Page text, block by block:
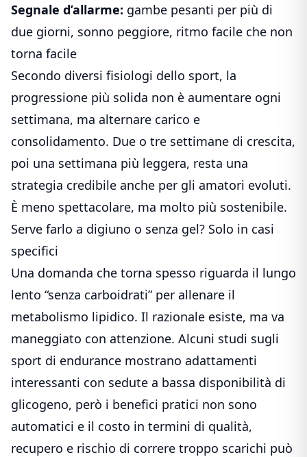
Segnale d’allarme: gambe pesanti per più di
due giorni, sonno peggiore, ritmo facile che non
torna facile
Secondo diversi fisiologi dello sport, la
progressione più solida non è aumentare ogni
settimana, ma alternare carico e
consolidamento. Due o tre settimane di crescita,
poi una settimana più leggera, resta una
strategia credibile anche per gli amatori evoluti.
È meno spettacolare, ma molto più sostenibile.
Serve farlo a digiuno o senza gel? Solo in casi
specifici
Una domanda che torna spesso riguarda il lungo
lento “senza carboidrati” per allenare il
metabolismo lipidico. Il razionale esiste, ma va
maneggiato con attenzione. Alcuni studi sugli
sport di endurance mostrano adattamenti
interessanti con sedute a bassa disponibilità di
glicogeno, però i benefici pratici non sono
automatici e il costo in termini di qualità,
recupero e rischio di correre troppo scarichi può